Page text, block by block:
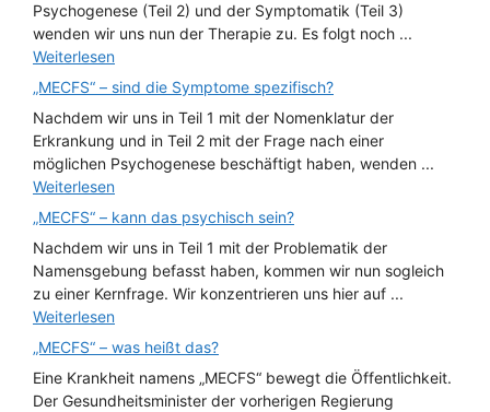
Psychogenese (Teil 2) und der Symptomatik (Teil 3)
wenden wir uns nun der Therapie zu. Es folgt noch ...
Weiterlesen
„MECFS“ – sind die Symptome spezifisch?
Nachdem wir uns in Teil 1 mit der Nomenklatur der
Erkrankung und in Teil 2 mit der Frage nach einer
möglichen Psychogenese beschäftigt haben, wenden ...
Weiterlesen
„MECFS“ – kann das psychisch sein?
Nachdem wir uns in Teil 1 mit der Problematik der
Namensgebung befasst haben, kommen wir nun sogleich
zu einer Kernfrage. Wir konzentrieren uns hier auf ...
Weiterlesen
„MECFS“ – was heißt das?
Eine Krankheit namens „MECFS“ bewegt die Öffentlichkeit.
Der Gesundheitsminister der vorherigen Regierung